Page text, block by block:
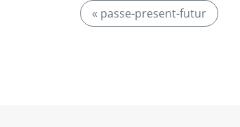
« passe-present-futur